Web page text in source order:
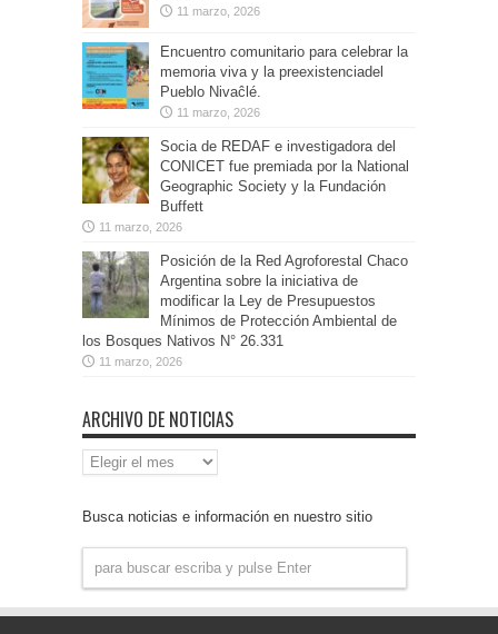
11 marzo, 2026
Encuentro comunitario para celebrar la
memoria viva y la preexistenciadel
Pueblo Nivaĉlé.
11 marzo, 2026
Socia de REDAF e investigadora del
CONICET fue premiada por la National
Geographic Society y la Fundación
Buffett
11 marzo, 2026
Posición de la Red Agroforestal Chaco
Argentina sobre la iniciativa de
modificar la Ley de Presupuestos
Mínimos de Protección Ambiental de
los Bosques Nativos N° 26.331
11 marzo, 2026
ARCHIVO DE NOTICIAS
Archivo
de
Busca noticias e información en nuestro sitio